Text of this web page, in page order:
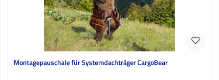
Montagepauschale für Systemdachträger CargoBear